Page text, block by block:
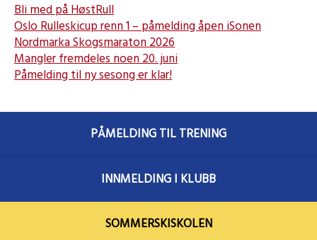
Bli med på HøstRull
Oslo Rulleskicup renn 1 – påmelding åpen iSonen
Nordmarka Skogsmaraton 2026
Mangler fremdeles noen 20. juni
Påmelding til ny sesong er klar!
PÅMELDING TIL TRENING
INNMELDING I KLUBB
SOMMERSKISKOLEN